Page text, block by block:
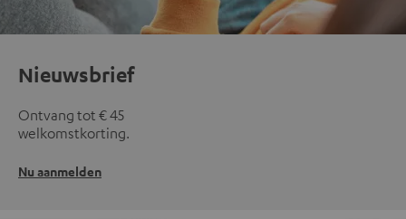
Nieuwsbrief
Ontvang tot € 45
welkomstkorting.
Nu aanmelden